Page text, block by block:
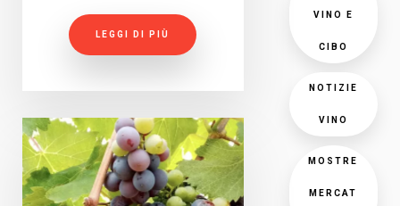
LEGGI DI PIÙ
VINO E
CIBO
NOTIZIE
VINO
MOSTRE
MERCAT